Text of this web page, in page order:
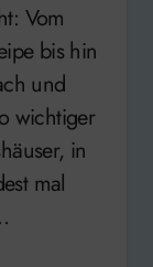
Vom
bis hin
und
wichtiger
in
mal